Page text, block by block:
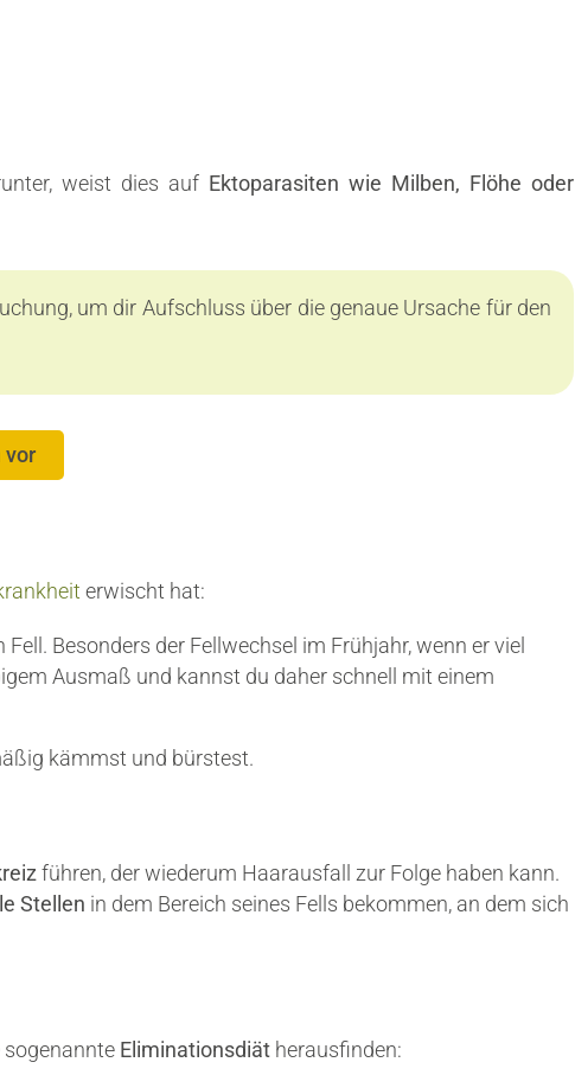
weist dies auf Ektoparasiten wie Milben, Flöhe oder
um dir Aufschluss über die genaue Ursache für den
vor
erwischt hat:
Besonders der Fellwechsel im Frühjahr, wenn er viel
Ausmaß und kannst du daher schnell mit einem
kämmst und bürstest.
führen, der wiederum Haarausfall zur Folge haben kann.
Stellen in dem Bereich seines Fells bekommen, an dem sich
sogenannte Eliminationsdiät herausfinden: